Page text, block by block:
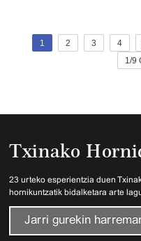
1 2 3 4
1/9
Txinako
23 urteko esperientzia duen
hornikuntzatik bidalketara arte
Jarri gurekin